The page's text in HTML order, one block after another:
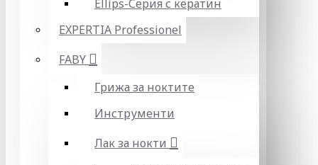
Ellips-Серия с кератин
EXPERTIA Professionel
FABY
Грижа за ноктите
Инструменти
Лак за нокти